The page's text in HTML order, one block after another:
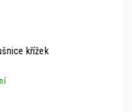
křížek